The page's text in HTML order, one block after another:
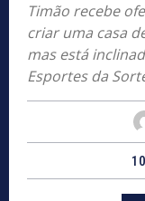
Timão recebe
criar uma casa
mas está
Esportes da